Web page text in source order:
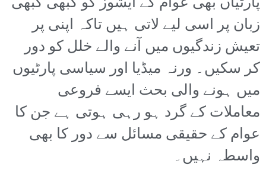
زبان پر اسی لیے لاتی ہیں تاکہ اپنی پر
تعیش زندگیوں میں آنے والے خلل کو دور
کر سکیں۔ ورنہ میڈیا اور سیاسی پارٹیوں
میں ہونے والی بحث ایسے فروعی
معاملات کے گرد ہو رہی ہوتی ہے جن کا
عوام کے حقیقی مسائل سے دور کا بھی
واسطہ نہیں۔